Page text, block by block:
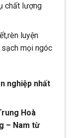
chất lượng
luyện
sạch mọi ngóc
nghiệp nhất
Hoà
– Nam từ